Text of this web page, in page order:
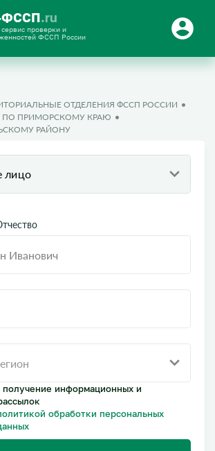
ФССП.ru
проверки и
ФССП России
ОТДЕЛЕНИЯ ФССП РОССИИ
ПО ПРИМОРСКОМУ КРАЮ
РАЙОНУ
лицо
получение информационных и
обработки персональных